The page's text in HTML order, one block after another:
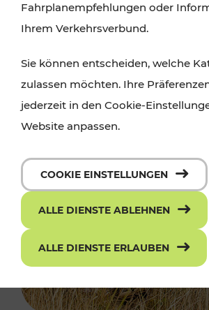
Fahrplanempfehlungen oder
Ihrem Verkehrsverbund.
Sie können entscheiden, welche
zulassen möchten. Ihre
jederzeit in den Cookie-
Website anpassen.
COOKIE EINSTELLUNGEN
ALLE DIENSTE ABLEHNEN
ALLE DIENSTE ERLAUBEN